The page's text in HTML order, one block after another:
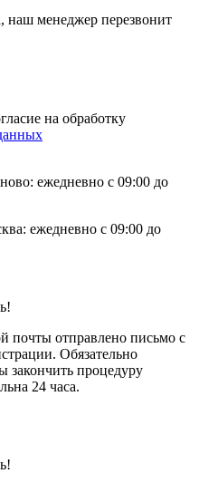
наш менеджер перезвонит
на обработку
ежедневно с 09:00 до
ежедневно с 09:00 до
почты отправлено письмо с
Обязательно
закончить процедуру
24 часа.